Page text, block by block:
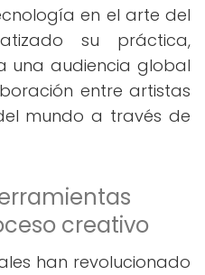
en el arte del
su práctica,
una audiencia global
entre artistas
mundo a través de
creativo
han revolucionado